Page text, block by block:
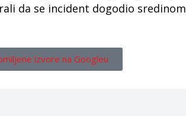
da se incident dogodio sredinom
izvore na Googleu